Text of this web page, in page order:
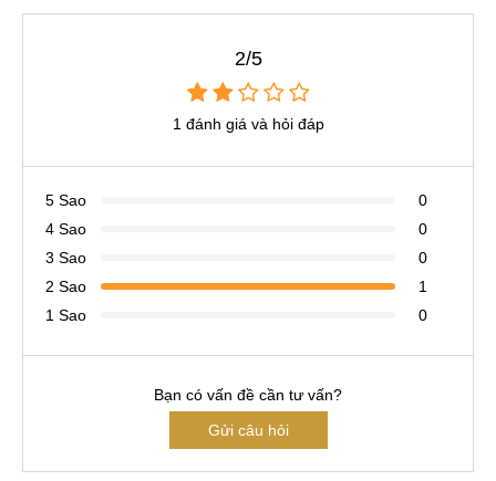
2/5
1 đánh giá và hỏi đáp
5 Sao
0
4 Sao
0
3 Sao
0
2 Sao
1
1 Sao
0
Bạn có vấn đề cần tư vấn?
Gửi câu hỏi